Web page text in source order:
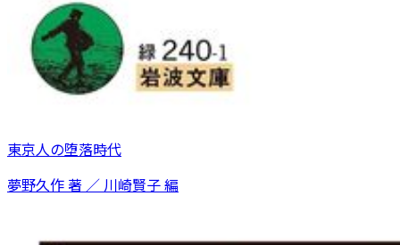
東京人の堕落時代
夢野久作 著 ／ 川崎賢子 編